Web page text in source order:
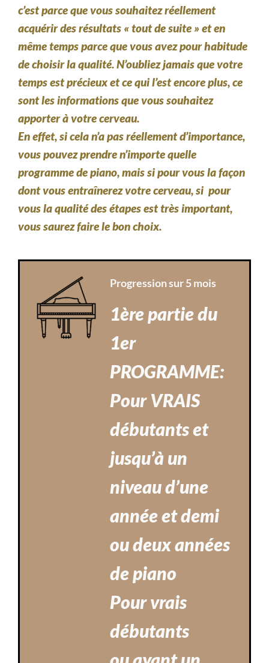
c’est parce que vous souhaitez réellement
acquérir des résultats « tout de suite » et en
même temps parce que vous avez pour habitude
de choisir la qualité. N’oubliez jamais que votre
temps est précieux et ce qui l’est encore plus, ce
sont les informations que vous souhaitez
apporter à votre cerveau.
En effet, si cela n’a pas réellement d’importance,
vous pouvez prendre n’importe quelle
programme de piano, mais si pour vous la façon
dont vous entraînerez votre cerveau, si pour
vous la qualité des étapes est très important,
vous saurez faire le bon choix.
Progression sur 5 mois
1ère partie du
1er
PROGRAMME:
Pour VRAIS
débutants et
jusqu’à un
niveau d’une
année et demi
ou deux années
de piano
Pour vrais
débutants